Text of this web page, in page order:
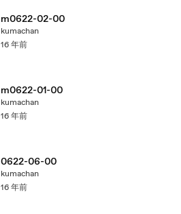
m0622-02-00
kumachan
16 年前
m0622-01-00
kumachan
16 年前
0622-06-00
kumachan
16 年前